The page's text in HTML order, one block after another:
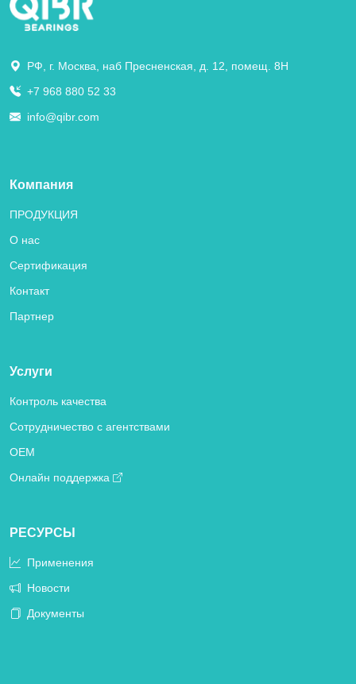
РФ, г. Москва, наб Пресненская, д. 12, помещ. 8Н
+7 968 880 52 33
info@qibr.com
Компания
ПРОДУКЦИЯ
О нас
Сертификация
Контакт
Партнер
Услуги
Контроль качества
Сотрудничество с агентствами
OEM
Онлайн поддержка
РЕСУРСЫ
Применения
Новости
Документы